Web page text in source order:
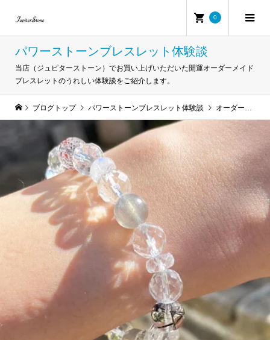
0
パワーストーンブレスレット体験談
当店（ジュピターストーン）でお買い上げいただいた開運オーダーメイド
ブレスレットのうれしい体験談をご紹介します。
ブログトップ パワーストーンブレスレット体験談 オーダーした時点からブレスちゃんの働きが秀逸すぎて・・・